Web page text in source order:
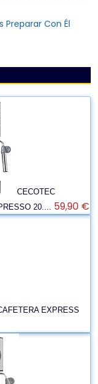
Preparar Con Él
CECOTEC
20....
59,90 €
EXPRESS